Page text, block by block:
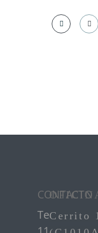
CONTACTO
Teléfono:
Cerrito